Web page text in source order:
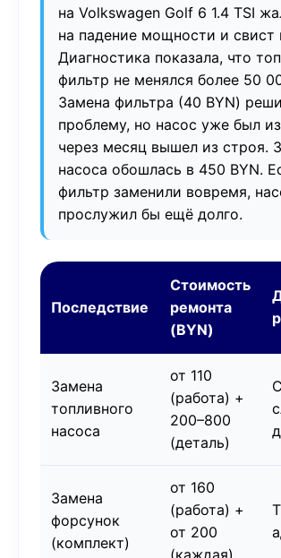
на Volkswagen Golf 6 1.4 TSI
на падение мощности и свист
Диагностика показала, что
фильтр не менялся более 50
Замена фильтра (40 BYN)
проблему, но насос уже был
через месяц вышел из строя.
насоса обошлась в 450 BYN.
фильтр заменили вовремя,
прослужил бы ещё долго.
Последствие
Стоимость
ремонта
(BYN)
Замена
топливного
насоса
от 110
(работа) +
200–800
(деталь)
Замена
форсунок
(комплект)
от 160
(работа) +
от 200
(каждая)